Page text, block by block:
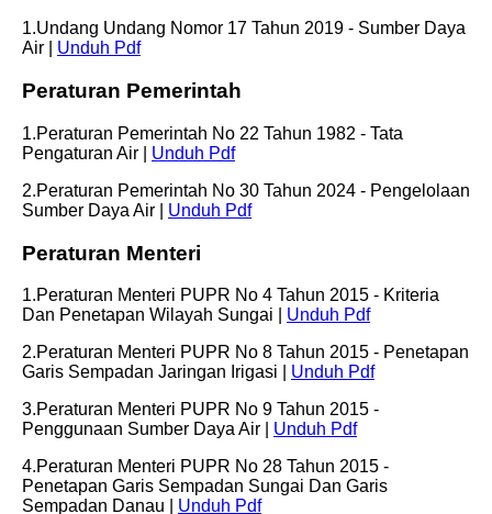
1.Undang Undang Nomor 17 Tahun 2019 - Sumber Daya
Air | Unduh Pdf
Peraturan Pemerintah
1.Peraturan Pemerintah No 22 Tahun 1982 - Tata
Pengaturan Air | Unduh Pdf
2.Peraturan Pemerintah No 30 Tahun 2024 - Pengelolaan
Sumber Daya Air | Unduh Pdf
Peraturan Menteri
1.Peraturan Menteri PUPR No 4 Tahun 2015 - Kriteria
Dan Penetapan Wilayah Sungai | Unduh Pdf
2.Peraturan Menteri PUPR No 8 Tahun 2015 - Penetapan
Garis Sempadan Jaringan Irigasi | Unduh Pdf
3.Peraturan Menteri PUPR No 9 Tahun 2015 -
Penggunaan Sumber Daya Air | Unduh Pdf
4.Peraturan Menteri PUPR No 28 Tahun 2015 -
Penetapan Garis Sempadan Sungai Dan Garis
Sempadan Danau | Unduh Pdf